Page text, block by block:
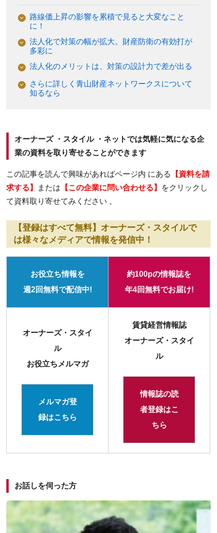
路線価上昇の影響を累積で見ると大変なこと
に！
法人化で対策の幅が拡大。財産防衛の有効打が
多彩に
法人化のメリットは、対策の設計力で差が出る
さらに詳しく青山財産ネットワークスについて
知るなら
オーナーズ ・スタイル ・ネットでは気軽に気になる企
業の資料を取り寄せることができます
この記事を読んで興味があればページ内 にある
【資料を請
求する】
または 【この企業に問い合わせる】 をクリックし
て資料取り寄せてみください 。
【登録はすべて無料】オーナーズ・スタイルで
は様々なメディアで情報を発信中！
お役立ち情報を
週2回無料で配信中!
約100pの情報誌を
年4回無料でお届け!
オーナーズ・スタイ
ル
お役立ちメルマガ
メルマガ登
録はこちら
賃貸経営情報誌
オーナーズ・スタイ
ル
情報誌の読
者登録はこ
ちら
お話しを伺った方